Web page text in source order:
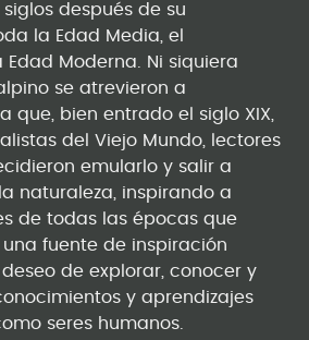
después de su
la Edad Media, el
Edad Moderna. Ni siquiera
se atrevieron a
que, bien entrado el siglo XIX,
del Viejo Mundo, lectores
emularlo y salir a
naturaleza, inspirando a
de todas las épocas que
fuente de inspiración
de explorar, conocer y
y aprendizajes
seres humanos.